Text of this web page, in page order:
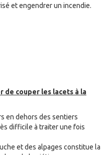
et engendrer un incendie.
de couper les lacets à la
en dehors des sentiers
difficile à traiter une fois
et des alpages constitue la